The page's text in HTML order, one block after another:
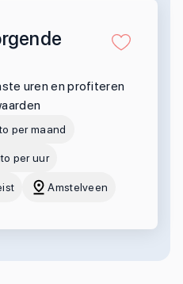
uren en profiteren
per maand
per uur
Amstelveen